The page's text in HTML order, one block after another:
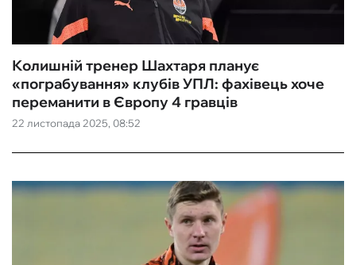
22 листопада 2025, 08:52
Колишній тренер Шахтаря планує
«‎пограбування» клубів УПЛ: фахівець хоче
переманити в Європу 4 гравців